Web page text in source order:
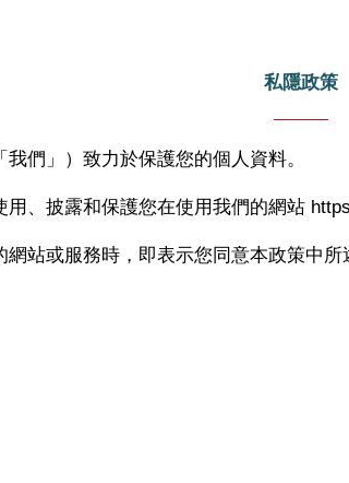
私隱政策
們」）致力於保護您的個人資料。
、披露和保護您在使用我們的網站
站或服務時，即表示您同意本政策中所